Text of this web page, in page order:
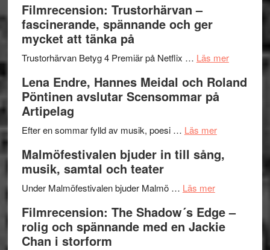
Scully
och
lättsam
2026
I
Delvis
genrens
terräng
Filmrecension: Trustorhärvan –
fascinerande, spännande och ger
mycket att tänka på
Trustorhärvan Betyg 4 Premiär på Netflix … Läs merom
på
Lena Endre, Hannes Meidal och Roland
Pöntinen avslutar Scensommar på
Artipelag
Efter en sommar fylld av musik, poesi … Läs merom
Endre,
Roland
Pöntinen
Malmöfestivalen bjuder in till sång,
musik, samtal och teater
Under Malmöfestivalen bjuder Malmö … Läs merom
bjuder
in
Filmrecension: The Shadow´s Edge –
rolig och spännande med en Jackie
Chan i storform